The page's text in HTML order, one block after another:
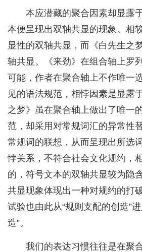
本应潜藏的聚合因素却显露
本便呈现出双轴共显的现象。相
显性的双轴共显，而《白先生之
轴共显。《来劲》在组合轴上罗
可能，作者在聚合轴上不作唯一
见的语法规范，相悖因素是显露
之梦》虽在聚合轴上做出了唯一
范，却采用对常规词汇的异常性
常规词的联想，从而呈现出所选
悖关系，不符合社会文化规约，
的，符号文本的双轴共显较为隐
共显现象体现出一种对规约的打
试验也由此从“规则支配的创造”
造”。
我们的表达习惯往往是在聚